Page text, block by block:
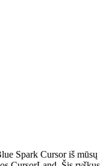
Spark Cursor iš mūsų